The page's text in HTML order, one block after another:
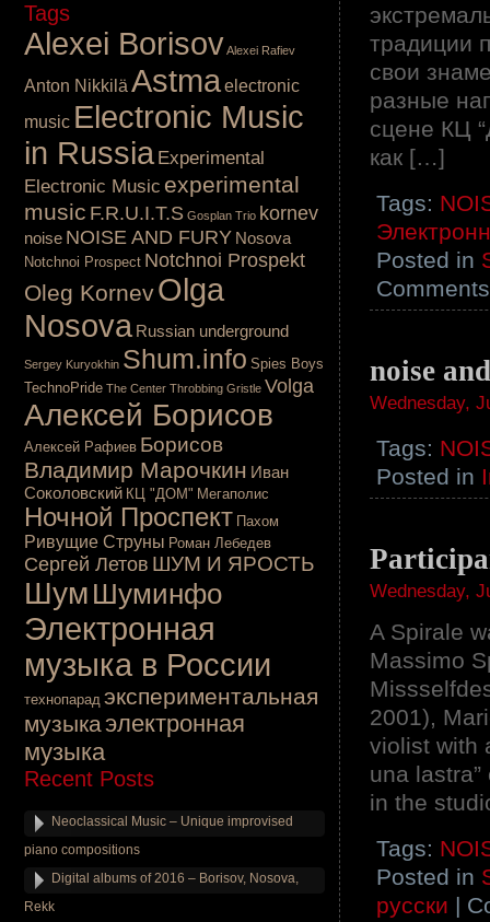
традиции
свои
разные
сцене КЦ
как […]
Tags:
Posted in
noise
Wednesday,
Tags:
Posted in
Wednesday,
A Spirale
Massimo
2001),
violist with
una
in the
Tags:
Posted in
русски |
Tags
Alexei BorisovAlexei Rafiev
Anton Nikkilä Astmaelectronic
music Electronic Music
in Russia Experimental
Electronic Music experimental
music F.R.U.I.T.S Gosplan Trio kornev
noise NOISE AND FURY Nosova
Notchnoi Prospect Notchnoi Prospekt
Oleg KornevOlga
Nosova Russian underground
Sergey Kuryokhin Shum.info Spies Boys
TechnoPride The Center Throbbing Gristle Volga
Алексей Борисов
Алексей Рафиев Борисов
Владимир Марочкин Иван
Соколовский КЦ "ДОМ" Мегаполис
Ночной Проспект Пахом
Ривущие Струны Роман Лебедев
Сергей Летов ШУМ И ЯРОСТЬ
Шум Шуминфо
Электронная
музыка в России
технопарад экспериментальная
музыкаэлектронная
музыка
Recent Posts
Neoclassical Music – Unique improvised
piano compositions
Digital albums of 2016 – Borisov, Nosova,
Rekk